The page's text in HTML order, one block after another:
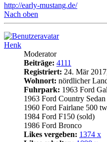
http://early-mustang.de/
Nach oben
Henk
Moderator
Beiträge: 4111
Registriert: 24. Mär
Wohnort: nördlicher
Fuhrpark: 1963 Ford
1963 Ford Country Sedan
1960 Ford Fairlane 500
1984 Ford F150 (sold)
1986 Ford Bronco
Likes vergeben: 1374 x